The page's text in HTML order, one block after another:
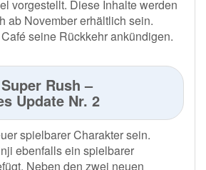
vorgestellt. Diese Inhalte werden
ab November erhältlich sein.
seine Rückkehr ankündigen.
Rush –
Update Nr. 2
spielbarer Charakter sein.
ebenfalls ein spielbarer
Neben den zwei neuen